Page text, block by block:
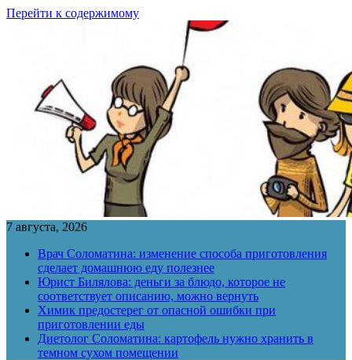
Перейти к содержимому
7 августа, 2026
Врач Соломатина: изменение способа приготовления
сделает домашнюю еду полезнее
Юрист Билялова: деньги за блюдо, которое не
соответствует описанию, можно вернуть
Химик предостерег от опасной ошибки при
приготовлении еды
Диетолог Соломатина: картофель нужно хранить в
темном сухом помещении